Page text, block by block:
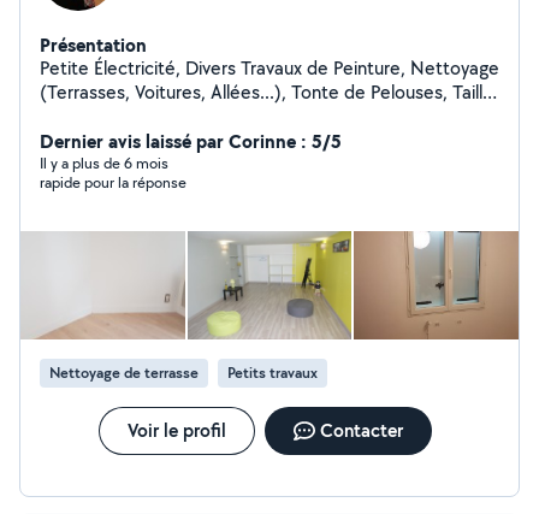
Présentation
Petite Électricité, Divers Travaux de Peinture, Nettoyage
(Terrasses, Voitures, Allées...), Tonte de Pelouses, Taille
Livraison de Courses, Assistance Informatique, etc...
Dernier avis laissé par Corinne : 5/5
Il y a plus de 6 mois
rapide pour la réponse
Nettoyage de terrasse Petits travaux
Voir le profil Contacter